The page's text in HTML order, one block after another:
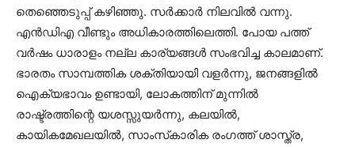
തെഞ്ഞെടുപ്പ് കഴിഞ്ഞു. സര്‍ക്കാര്‍ നിലവില്‍ വന്നു.
എന്‍ഡിഎ വീണ്ടും അധികാരത്തിലെത്തി. പോയ പത്ത്
വര്‍ഷം ധാരാളം നല്ല കാര്യങ്ങള്‍ സംഭവിച്ച കാലമാണ്.
ഭാരതം സാമ്പത്തിക ശക്തിയായി വളര്‍ന്നു, ജനങ്ങളില്‍
ഐക്യഭാവം ഉണ്ടായി, ലോകത്തിന് മുന്നില്‍
രാഷ്ട്രത്തിന്റെ യശസ്സുയര്‍ന്നു, കലയില്‍,
കായികമേഖലയില്‍, സാംസ്‌കാരിക രംഗത്ത് ശാസ്ത്ര,